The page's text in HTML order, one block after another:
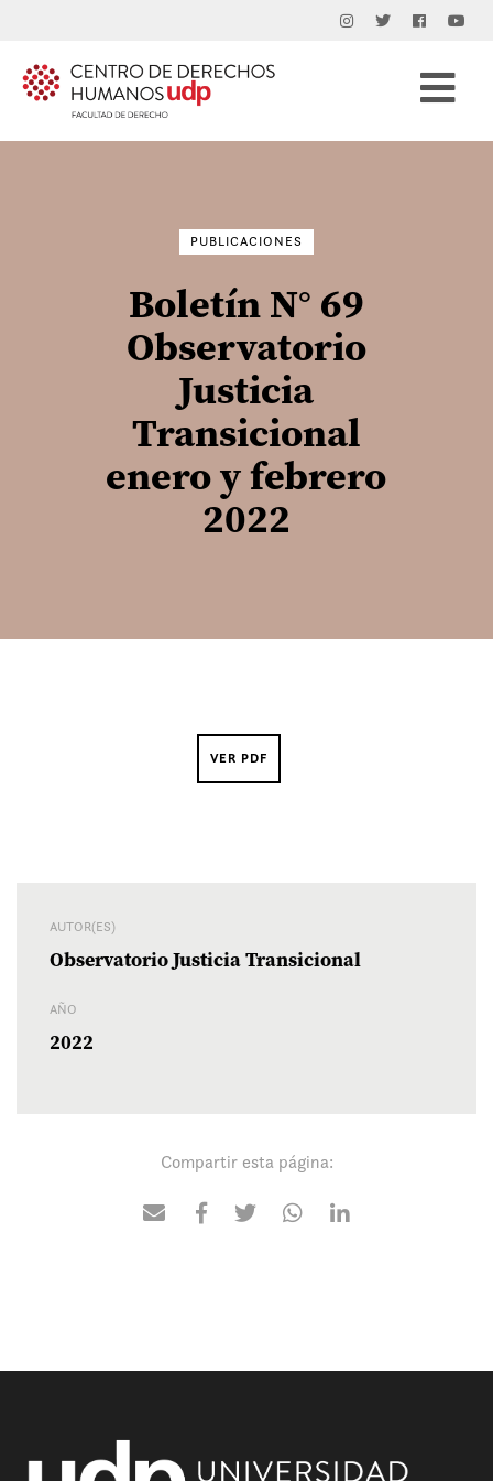
PUBLICACIONES
Boletín N° 69
Observatorio
Justicia
Transicional
enero y febrero
2022
VER PDF
AUTOR(ES)
Observatorio Justicia Transicional
AÑO
2022
Compartir esta página: